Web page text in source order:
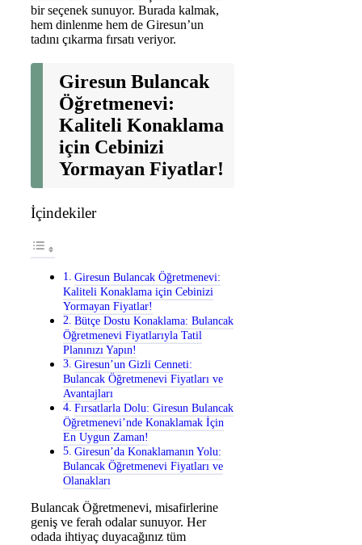
bir seçenek sunuyor. Burada kalmak,
hem dinlenme hem de Giresun’un
tadını çıkarma fırsatı veriyor.
Giresun Bulancak
Öğretmenevi:
Kaliteli Konaklama
için Cebinizi
Yormayan Fiyatlar!
İçindekiler
Giresun Bulancak Öğretmenevi:
Kaliteli Konaklama için Cebinizi
Yormayan Fiyatlar!
Bütçe Dostu Konaklama: Bulancak
Öğretmenevi Fiyatlarıyla Tatil
Planınızı Yapın!
Giresun’un Gizli Cenneti:
Bulancak Öğretmenevi Fiyatları ve
Avantajları
Fırsatlarla Dolu: Giresun Bulancak
Öğretmenevi’nde Konaklamak İçin
En Uygun Zaman!
Giresun’da Konaklamanın Yolu:
Bulancak Öğretmenevi Fiyatları ve
Olanakları
Bulancak Öğretmenevi, misafirlerine
geniş ve ferah odalar sunuyor. Her
odada ihtiyaç duyacağınız tüm